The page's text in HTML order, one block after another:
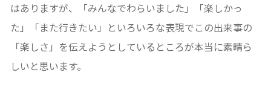
はありますが、「みんなでわらいました」「楽しかっ
た」「また行きたい」といろいろな表現でこの出来事の
「楽しさ」を伝えようとしているところが本当に素晴ら
しいと思います。